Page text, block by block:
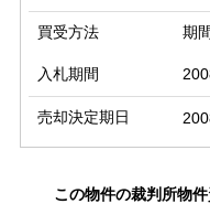
買受方法 期
入札期間
売却決定期日
この物件の裁判所物